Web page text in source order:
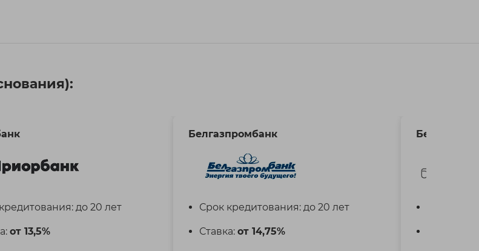
до 20 лет
от 13,5%
Белгазпромбанк
Срок кредитования: до 20 лет
Ставка: от 14,75%